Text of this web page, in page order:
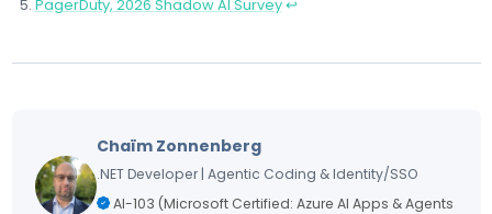
PagerDuty, 2026 Shadow AI Survey↩
Chaïm Zonnenberg
.NET Developer | Agentic Coding & Identity/SSO
AI-103 (Microsoft Certified: Azure AI Apps & Agents